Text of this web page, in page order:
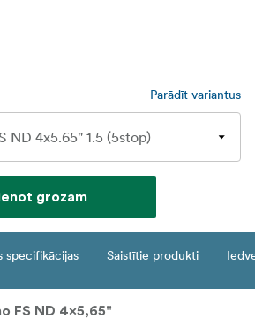
Parādīt variantus
grozam
specifikācijas Saistītie produkti
FS ND 4x5,65"